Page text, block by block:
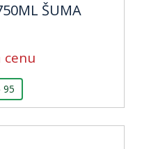
ŠUMA
cenu
95